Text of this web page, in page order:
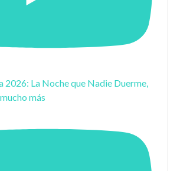
2026: La Noche que Nadie Duerme,
más